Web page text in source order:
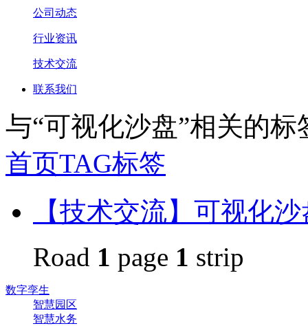
公司动态
行业资讯
技术交流
联系我们
与“可视化沙盘”相关的标
首页TAG标签
【技术交流】可视化
Road 1 page 1 strip
数字孪生
智慧园区
智慧水务